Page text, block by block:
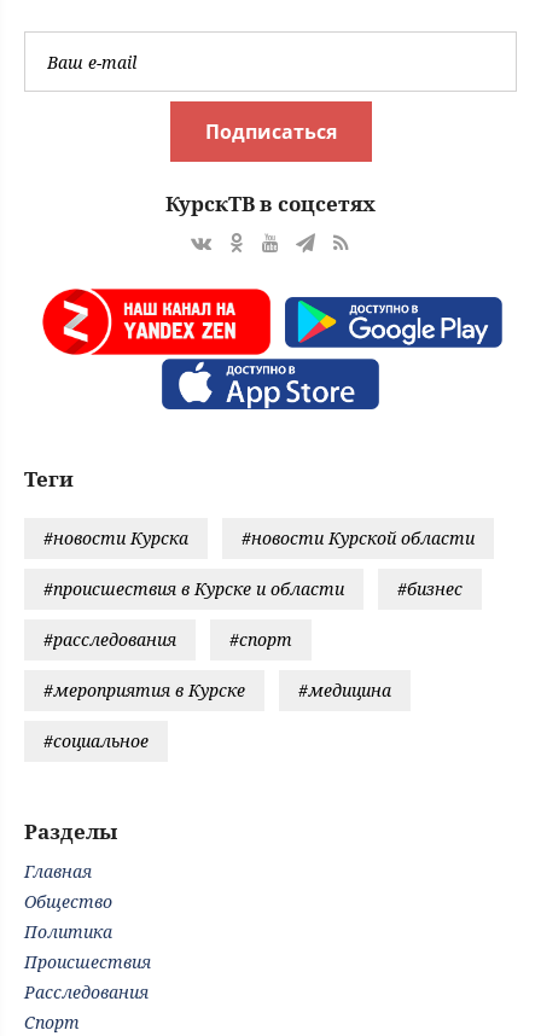
Подписаться
КурскТВ в соцсетях
Теги
#новости Курска #новости Курской области
#происшествия в Курске и области #бизнес
#расследования #спорт
#мероприятия в Курске #медицина
#социальное
Разделы
Главная
Общество
Политика
Происшествия
Расследования
Спорт